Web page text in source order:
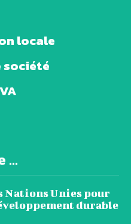
locale
société
...
Nations Unies pour
durable